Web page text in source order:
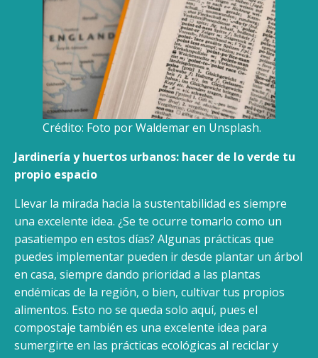
Crédito: Foto por Waldemar en Unsplash.
Jardinería y huertos urbanos: hacer de lo verde tu
propio espacio
Llevar la mirada hacia la sustentabilidad es siempre
una excelente idea. ¿Se te ocurre tomarlo como un
pasatiempo en estos días? Algunas prácticas que
puedes implementar pueden ir desde plantar un árbol
en casa, siempre dando prioridad a las plantas
endémicas de la región, o bien, cultivar tus propios
alimentos. Esto no se queda solo aquí, pues el
compostaje también es una excelente idea para
sumergirte en las prácticas ecológicas al reciclar y